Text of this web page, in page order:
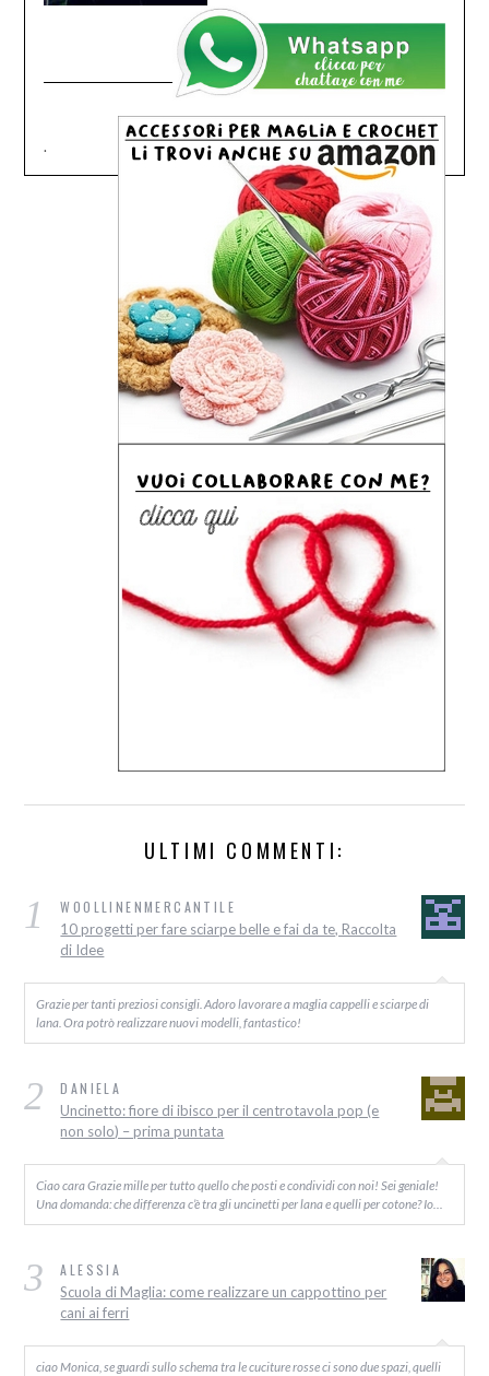
.
ULTIMI COMMENTI:
1 WOOLLINENMERCANTILE
10 progetti per fare sciarpe belle e fai da te, Raccolta
di Idee
Grazie per tanti preziosi consigli. Adoro lavorare a maglia cappelli e sciarpe di
lana. Ora potrò realizzare nuovi modelli, fantastico!
2 DANIELA
Uncinetto: fiore di ibisco per il centrotavola pop (e
non solo) – prima puntata
Ciao cara Grazie mille per tutto quello che posti e condividi con noi! Sei geniale!
Una domanda: che differenza c’è tra gli uncinetti per lana e quelli per cotone? Io…
3 ALESSIA
Scuola di Maglia: come realizzare un cappottino per
cani ai ferri
ciao Monica, se guardi sullo schema tra le cuciture rosse ci sono due spazi, quelli